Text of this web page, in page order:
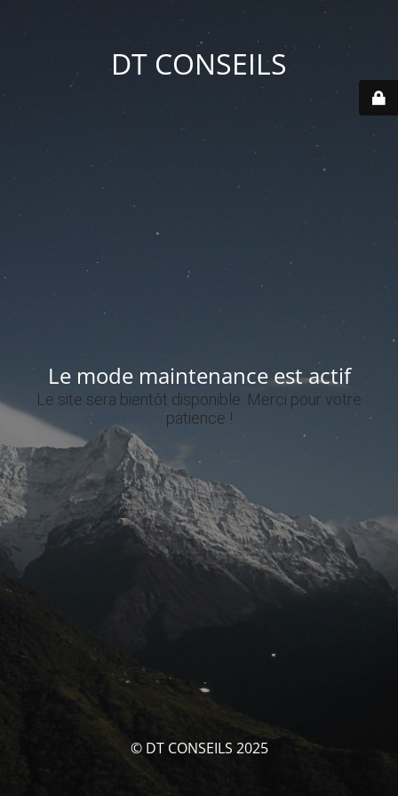
DT CONSEILS
Le mode maintenance est actif
Le site sera bientôt disponible. Merci pour votre
patience !
© DT CONSEILS 2025